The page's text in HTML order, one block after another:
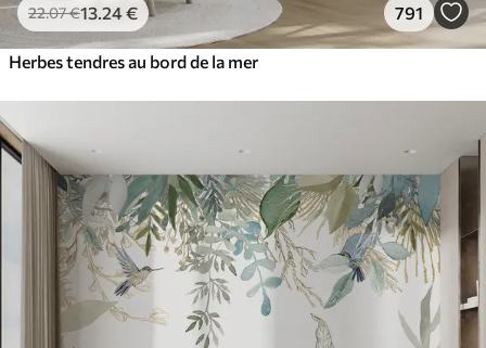
22.07€13 .24€ 791
Herbes tendres au bord de la mer